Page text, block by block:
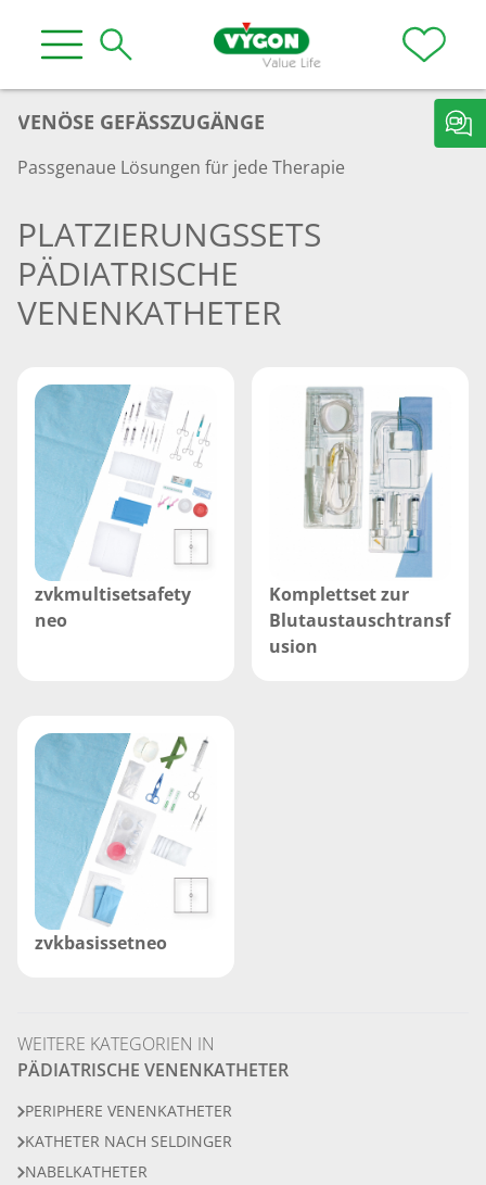
VENÖSE GEFÄSSZUGÄNGE
Passgenaue Lösungen für jede Therapie
PLATZIERUNGSSETS
PÄDIATRISCHE
VENENKATHETER
zvkmultisetsafety
neo
Komplettset zur
Blutaustauschtransf
usion
zvkbasissetneo
WEITERE KATEGORIEN IN
PÄDIATRISCHE VENENKATHETER
PERIPHERE VENENKATHETER
KATHETER NACH SELDINGER
NABELKATHETER